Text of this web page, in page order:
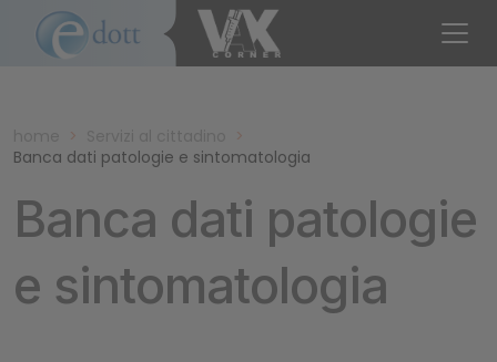
>
>
Banca dati patologie e sintomatologia
Banca dati patologie
e sintomatologia